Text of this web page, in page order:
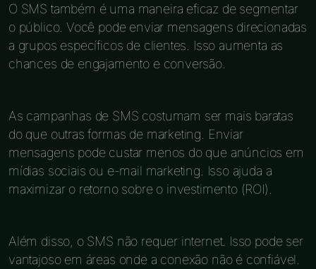
O SMS também é uma maneira eficaz de segmentar
o público. Você pode enviar mensagens direcionadas
a grupos específicos de clientes. Isso aumenta as
chances de engajamento e conversão.
As campanhas de SMS costumam ser mais baratas
do que outras formas de marketing. Enviar
mensagens pode custar menos do que anúncios em
mídias sociais ou e-mail marketing. Isso ajuda a
maximizar o retorno sobre o investimento (ROI).
Além disso, o SMS não requer internet. Isso pode ser
vantajoso em áreas onde a conexão não é confiável.